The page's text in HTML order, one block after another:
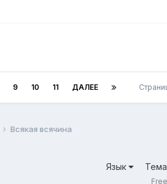
9 10 11 ДАЛЕЕ
Всякая всячина
Язык Тема